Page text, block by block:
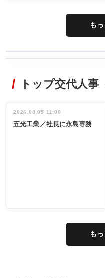
も
非鉄業界で
インタビュ
ー／社内ア
タックトレー
祝う 業界関
係者ら220人
出席
トップ交代人事
2026.08.05 11:00
五光工業／社長に永島専務
も